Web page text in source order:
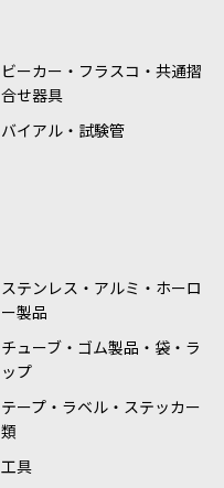
ビーカー・フラスコ・共通摺
合せ器具
バイアル・試験管
ステンレス・アルミ・ホーロ
ー製品
チューブ・ゴム製品・袋・ラ
ップ
テープ・ラベル・ステッカー
類
工具